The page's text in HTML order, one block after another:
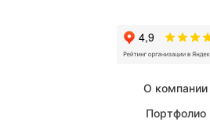
О компании
Портфолио